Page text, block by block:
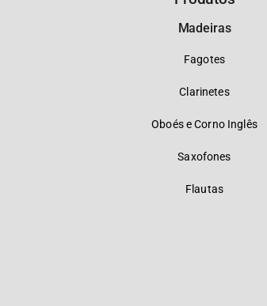
Madeiras
Fagotes
Clarinetes
Oboés e Corno Inglês
Saxofones
Flautas